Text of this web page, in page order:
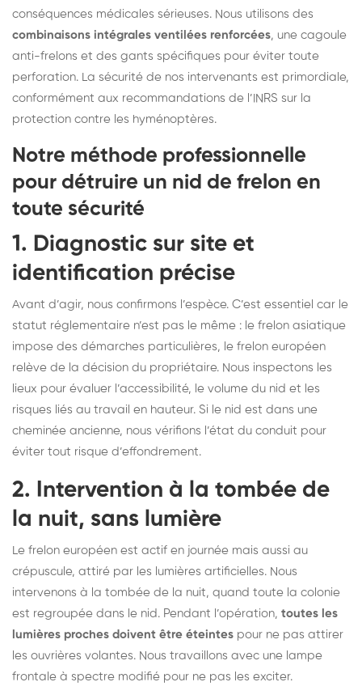
conséquences médicales sérieuses. Nous utilisons des
combinaisons intégrales ventilées renforcées, une cagoule
anti-frelons et des gants spécifiques pour éviter toute
perforation. La sécurité de nos intervenants est primordiale,
conformément aux recommandations de l’INRS sur la
protection contre les hyménoptères.
Notre méthode professionnelle
pour détruire un nid de frelon en
toute sécurité
1. Diagnostic sur site et
identification précise
Avant d’agir, nous confirmons l’espèce. C’est essentiel car le
statut réglementaire n’est pas le même : le frelon asiatique
impose des démarches particulières, le frelon européen
relève de la décision du propriétaire. Nous inspectons les
lieux pour évaluer l’accessibilité, le volume du nid et les
risques liés au travail en hauteur. Si le nid est dans une
cheminée ancienne, nous vérifions l’état du conduit pour
éviter tout risque d’effondrement.
2. Intervention à la tombée de
la nuit, sans lumière
Le frelon européen est actif en journée mais aussi au
crépuscule, attiré par les lumières artificielles. Nous
intervenons à la tombée de la nuit, quand toute la colonie
est regroupée dans le nid. Pendant l’opération, toutes les
lumières proches doivent être éteintes pour ne pas attirer
les ouvrières volantes. Nous travaillons avec une lampe
frontale à spectre modifié pour ne pas les exciter.